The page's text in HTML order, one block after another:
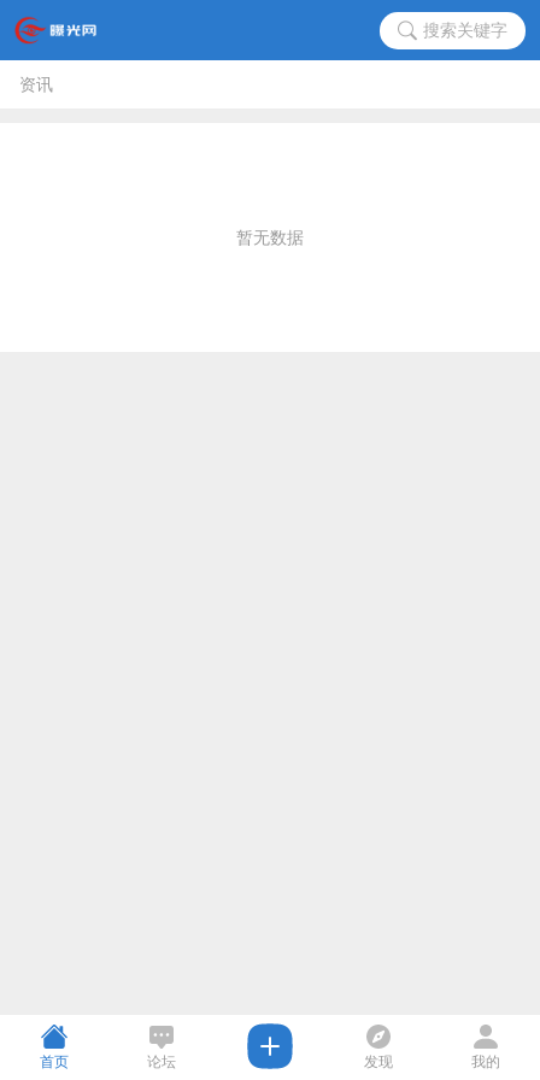
搜索关键字
资讯
暂无数据
首页 论坛 发现 我的